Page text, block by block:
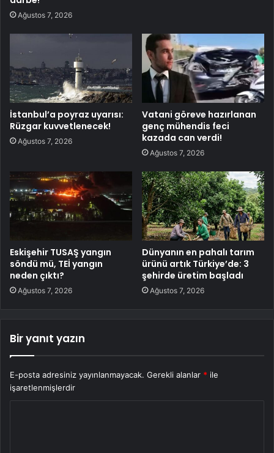
Ağustos 7, 2026
İstanbul’a poyraz uyarısı:
Rüzgar kuvvetlenecek!
Ağustos 7, 2026
Vatani göreve hazırlanan
genç mühendis feci
kazada can verdi!
Ağustos 7, 2026
Eskişehir TUSAŞ yangın
söndü mü, TEİ yangın
neden çıktı?
Ağustos 7, 2026
Dünyanın en pahalı tarım
ürünü artık Türkiye’de: 3
şehirde üretim başladı
Ağustos 7, 2026
Bir yanıt yazın
E-posta adresiniz yayınlanmayacak. Gerekli alanlar * ile
işaretlenmişlerdir